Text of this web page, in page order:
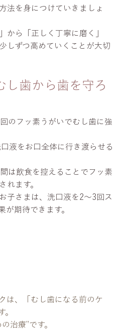
法を身につけていきましょ
から「正しく丁寧に磨く」
しずつ高めていくことが大切
し歯から歯を守ろ
のフッ素うがいでむし歯に強
液をお口全体に行き渡らせる
は飲食を控えることでフッ素
れます。
子さまは、洗口液を2～3回ス
が期待できます。
は、「むし歯になる前のケ
。
治療”です。